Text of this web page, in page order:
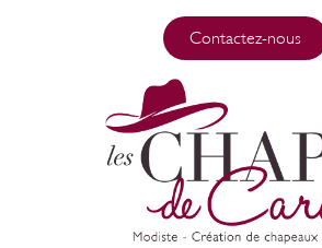
Contactez-nous